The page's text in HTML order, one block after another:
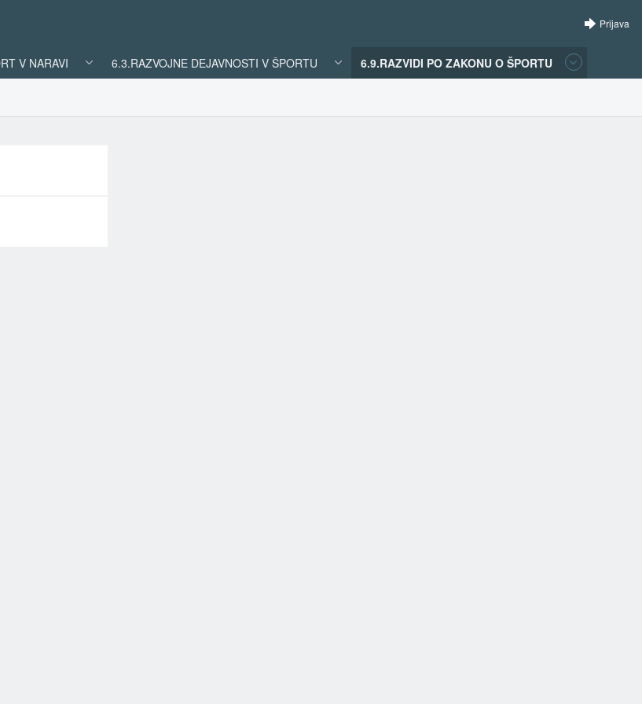
Prijava
V NARAVI 6.3.RAZVOJNE DEJAVNOSTI V ŠPORTU 6.9.RAZVIDI PO ZAKONU O ŠPORTU